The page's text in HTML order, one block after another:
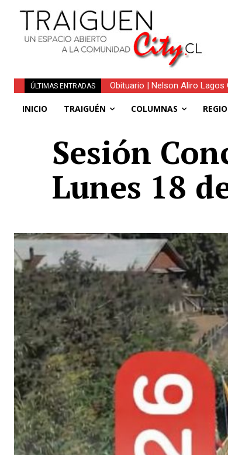
ÚLTIMAS ENTRADAS Obituario | Nelson Aliro Lagos
Traiguén consolida su
INICIO TRAIGUÉN COLUMNAS
Sesión
Lunes 18